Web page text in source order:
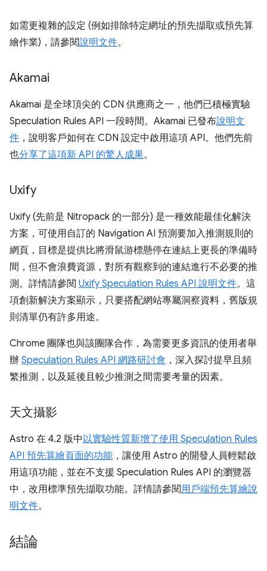
如需更複雜的設定 (例如排除特定網址的預先擷取或預先算
繪作業)，請參閱說明文件。
Akamai
Akamai 是全球頂尖的 CDN 供應商之一，他們已積極實驗
Speculation Rules API 一段時間。Akamai 已發布說明文
件 ，說明客戶如何在 CDN 設定中啟用這項 API。他們先前
也分享了這項新 API 的驚人成果。
Uxify
Uxify (先前是 Nitropack 的一部分) 是一種效能最佳化解決
方案，可使用自訂的 Navigation AI 預測要加入推測規則的
網頁，目標是提供比將滑鼠游標懸停在連結上更長的準備時
間，但不會浪費資源，對所有觀察到的連結進行不必要的推
測。詳情請參閱 Uxify Speculation Rules API 說明文件。這
項創新解決方案顯示，只要搭配網站專屬洞察資料，舊版規
則清單仍有許多用途。
Chrome 團隊也與該團隊合作，為需要更多資訊的使用者舉
辦 Speculation Rules API 網路研討會 ，深入探討提早且頻
繁推測，以及延後且較少推測之間需要考量的因素。
天文攝影
Astro 在 4.2 版中以實驗性質新增了使用 Speculation Rules
API 預先算繪頁面的功能 ，讓使用 Astro 的開發人員輕鬆啟
用這項功能，並在不支援 Speculation Rules API 的瀏覽器
中，改用標準預先擷取功能。詳情請參閱用戶端預先算繪說
明文件。
結論